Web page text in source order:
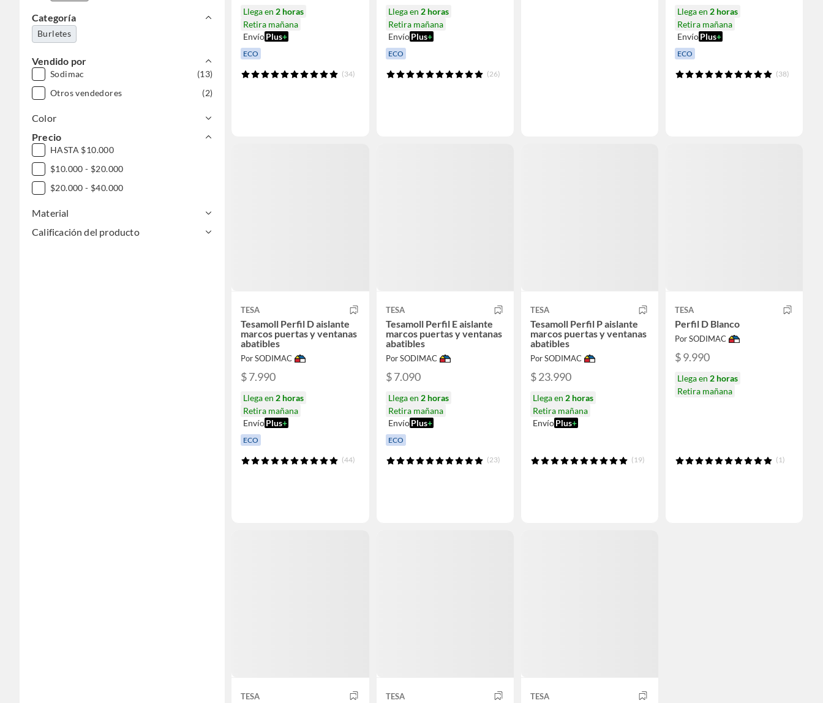
Categoría
Burletes
Vendido por
Sodimac
(13)
Otros vendedores
(2)
Color
Precio
HASTA $10.000
$10.000 - $20.000
$20.000 - $40.000
Material
Calificación del producto
Llega en 2 horas
Retira mañana
EnvíoPlus+
ECO
(34)
Llega en 2 horas
Retira mañana
Envío Plus+
ECO
(26)
Llega en 2 horas
Retira mañana
EnvíoPlus+
ECO
(38)
TESA
Tesamoll Perfil D aislante
marcos puertas y ventanas
abatibles
Por SODIMAC
$ 7.990
Llega en 2 horas
Retira mañana
EnvíoPlus+
ECO
(44)
TESA
Tesamoll Perfil E aislante
marcos puertas y ventanas
abatibles
Por SODIMAC
$ 7.090
Llega en 2 horas
Retira mañana
Envío Plus+
ECO
(23)
TESA
Tesamoll Perfil P aislante
marcos puertas y ventanas
abatibles
Por SODIMAC
$ 23.990
Llega en 2 horas
Retira mañana
EnvíoPlus+
(19)
TESA
Perfil D Blanco
Por SODIMAC
$ 9.990
Llega en 2 horas
Retira mañana
(1)
TESA TESA TESA